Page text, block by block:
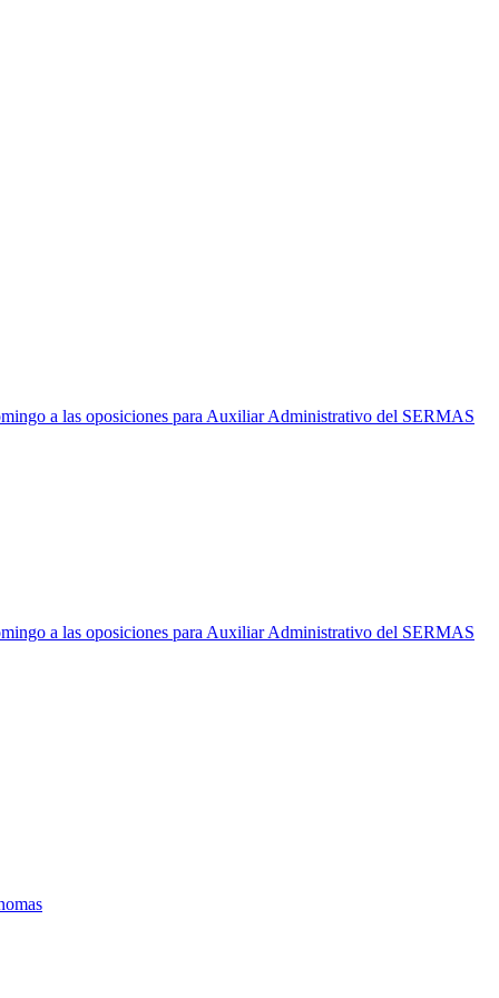
a las oposiciones para Auxiliar Administrativo del SERMAS
a las oposiciones para Auxiliar Administrativo del SERMAS